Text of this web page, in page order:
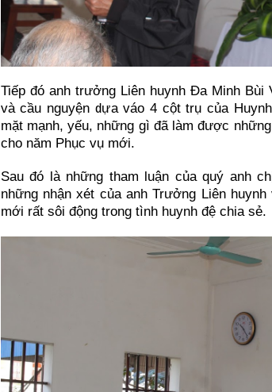
Tiếp đó anh trưởng Liên huynh Đa Minh Bùi
và cầu nguyện dựa váo 4 cột trụ của
mặt mạnh, yếu, những gì đã làm được
cho năm Phục vụ mới.
Sau đó là những tham luận của quý anh
những nhận xét của anh Trưởng Liên
mới rất sôi động trong tình huynh đệ chia sẻ.